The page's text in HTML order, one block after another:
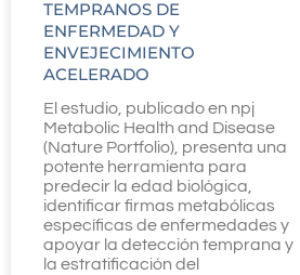
TEMPRANOS DE
ENFERMEDAD Y
ENVEJECIMIENTO
ACELERADO
El estudio, publicado en npj
Metabolic Health and Disease
(Nature Portfolio), presenta una
potente herramienta para
predecir la edad biológica,
identificar firmas metabólicas
específicas de enfermedades y
apoyar la detección temprana y
la estratificación del